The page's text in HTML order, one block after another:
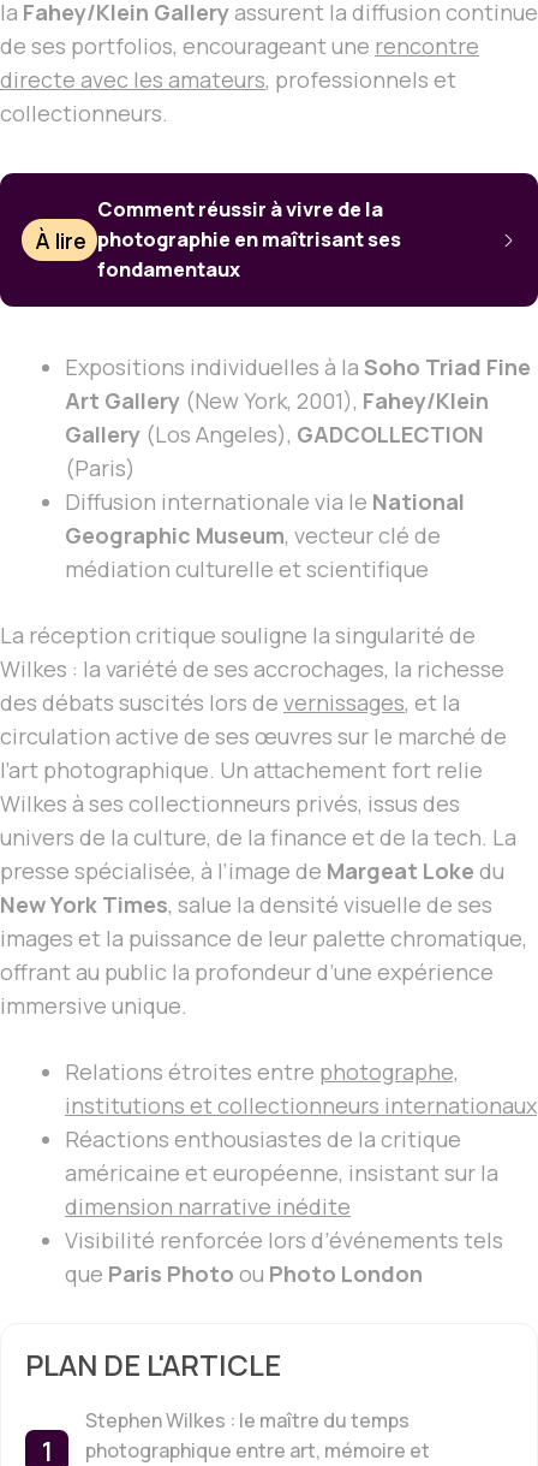
la Fahey/Klein Galleryassurent la diffusion continue
de ses portfolios, encourageant une rencontre
directe avec les amateurs, professionnels et
collectionneurs.
À lire
Comment réussir à vivre de la
photographie en maîtrisant ses
fondamentaux
Expositions individuelles à la Soho Triad Fine
Art Gallery (New York, 2001), Fahey/Klein
Gallery (Los Angeles), GADCOLLECTION
(Paris)
Diffusion internationale via le National
Geographic Museum, vecteur clé de
médiation culturelle et scientifique
La réception critique souligne la singularité de
Wilkes : la variété de ses accrochages, la richesse
des débats suscités lors de vernissages, et la
circulation active de ses œuvres sur le marché de
l’art photographique. Un attachement fort relie
Wilkes à ses collectionneurs privés, issus des
univers de la culture, de la finance et de la tech. La
presse spécialisée, à l’image de Margeat Loke du
New York Times, salue la densité visuelle de ses
images et la puissance de leur palette chromatique,
offrant au public la profondeur d’une expérience
immersive unique.
Relations étroites entre photographe,
institutions et collectionneurs internationaux
Réactions enthousiastes de la critique
américaine et européenne, insistant sur la
dimension narrative inédite
Visibilité renforcée lors d’événements tels
que Paris Photo ou Photo London
PLAN DE L'ARTICLE
Stephen Wilkes : le maître du temps
photographique entre art, mémoire et